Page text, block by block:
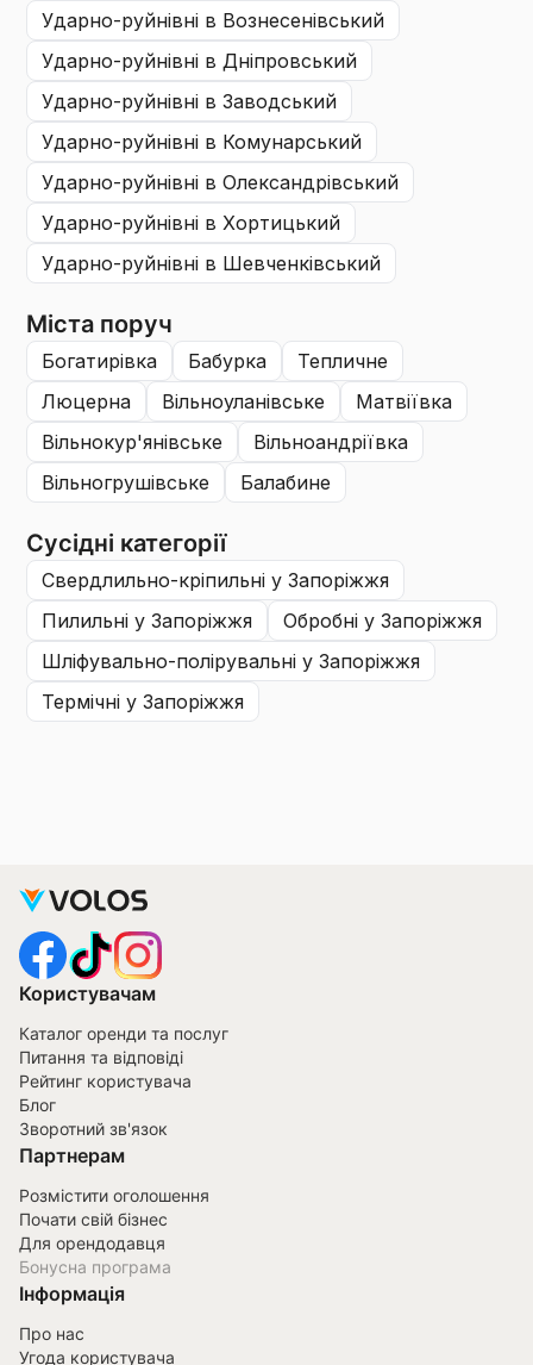
ударно-руйнівні в Вознесенівський
ударно-руйнівні в Дніпровський
ударно-руйнівні в Заводський
ударно-руйнівні в Комунарський
ударно-руйнівні в Олександрiвський
ударно-руйнівні в Хортицький
ударно-руйнівні в Шевченківський
Міста поруч
богатирівка бабурка
тепличне
люцерна
вільноуланівське
матвіївка
вільнокур'янівське
вільноандріївка
вільногрушівське
балабине
Сусідні категорії
свердлильно-кріпильні у Запоріжжя
пилильні у Запоріжжя обробні у Запоріжжя
шліфувально-полірувальні у Запоріжжя
термічні у Запоріжжя
Користувачам
Каталог оренди та послуг
Питання та відповіді
Рейтинг користувача
Блог
Зворотний зв'язок
Партнерам
Розмістити оголошення
Почати свій бізнес
Для орендодавця
Бонусна програма
Інформація
Про нас
Угода користувача